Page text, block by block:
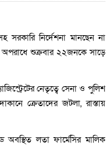
সরকারি নির্দেশনা মানছেন না
অপরাধে শুক্রবার ২২জনকে সাড়ে
নেতৃত্বে সেনা ও পুলিশ
ক্রেতাদের জটলা, রাস্তায়
লতা ফার্মেসির মালিক